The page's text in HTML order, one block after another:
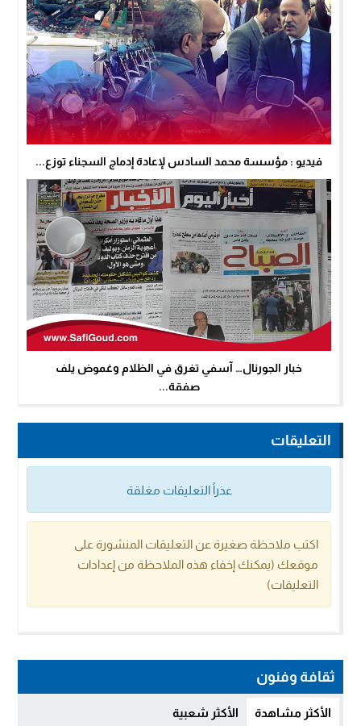
فيديو : مؤسسة محمد السادس لإعادة إدماج السجناء توزع...
خبار الجورنال… آسفي تغرق في الظلام وغموض يلف
صفقة...
التعليقات
عذراً التعليقات مغلقة
اكتب ملاحظة صغيرة عن التعليقات المنشورة على
موقعك (يمكنك إخفاء هذه الملاحظة من إعدادات
التعليقات)
ثقافة وفنون
الأكثر مشاهدة الأكثر شعبية